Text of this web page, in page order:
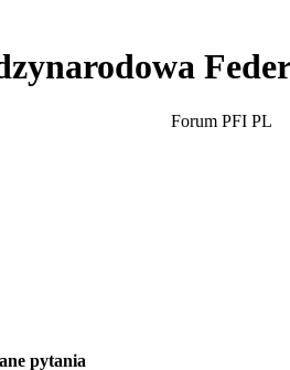
Forum PFI PL
pytania